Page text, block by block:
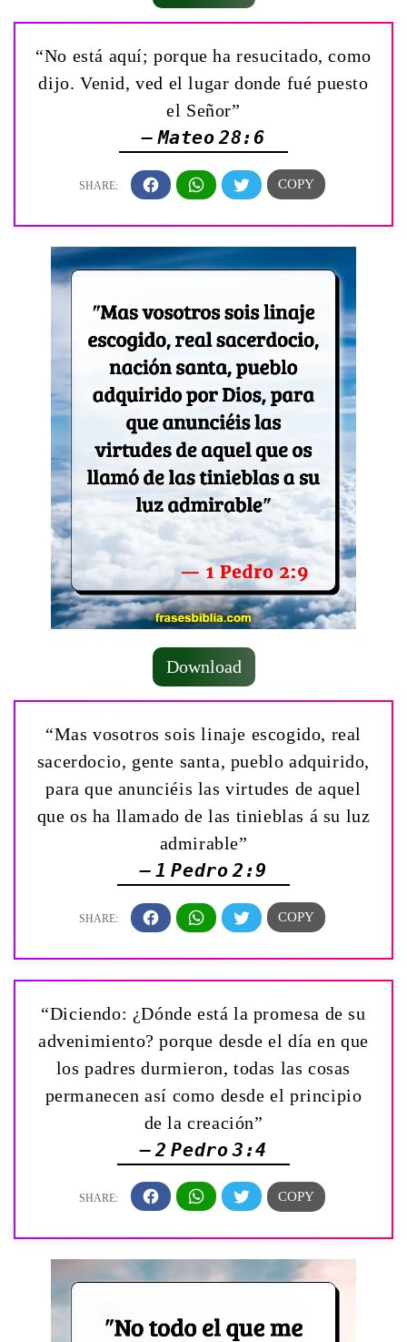
“No está aquí; porque ha resucitado, como
dijo. Venid, ved el lugar donde fué puesto
el Señor”
— Mateo 28:6
Download
“Mas vosotros sois linaje escogido, real
sacerdocio, gente santa, pueblo adquirido,
para que anunciéis las virtudes de aquel
que os ha llamado de las tinieblas á su luz
admirable”
— 1 Pedro 2:9
“Diciendo: ¿Dónde está la promesa de su
advenimiento? porque desde el día en que
los padres durmieron, todas las cosas
permanecen así como desde el principio
de la creación”
— 2 Pedro 3:4